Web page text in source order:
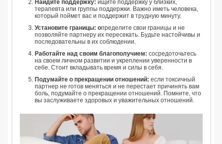
Найдите поддержку: ищите поддержку у близких,
терапевта или группы поддержки. Важно иметь человека,
который поймет вас и поддержит в трудную минуту.
Установите границы: определите свои границы и не
позволяйте партнеру их пересекать. Будьте настойчивы и
последовательны в их соблюдении.
Работайте над своим благополучием: сосредоточьтесь
на своем личном развитии и укреплении уверенности в
себе. Стоит вкладывать время и силы в себя.
Подумайте о прекращении отношений: если токсичный
партнер не готов меняться и не перестает причинять вам
боль, подумайте о прекращении отношений. Помните, что
вы заслуживаете здоровых и уважительных отношений.